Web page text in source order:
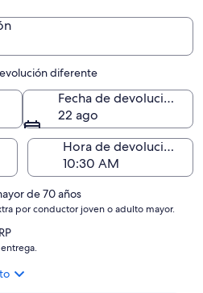
diferente
Fecha de devolución
22 ago
Hora de devolución
de 70 años
por conductor joven o adulto mayor.